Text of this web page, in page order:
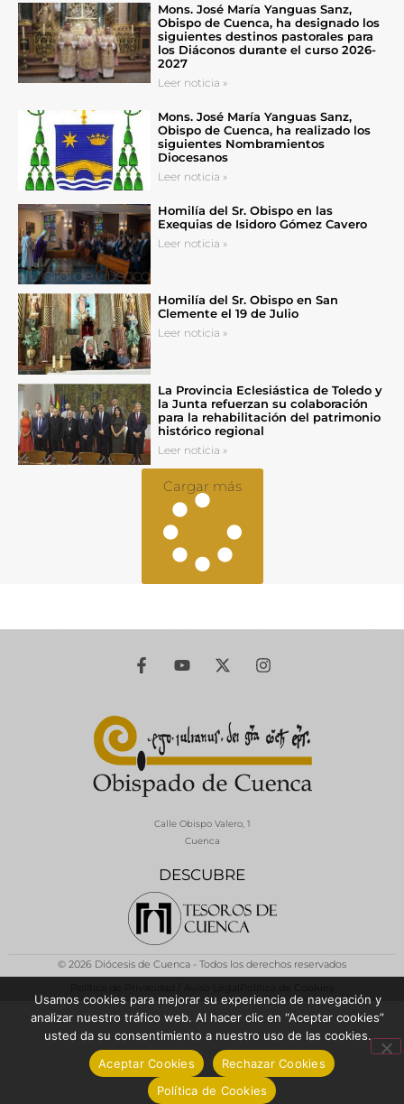
Mons. José María Yanguas Sanz,
Obispo de Cuenca, ha designado los
siguientes destinos pastorales para
los Diáconos durante el curso 2026-
2027
Leer noticia »
Mons. José María Yanguas Sanz,
Obispo de Cuenca, ha realizado los
siguientes Nombramientos
Diocesanos
Leer noticia »
Homilía del Sr. Obispo en las
Exequias de Isidoro Gómez Cavero
Leer noticia »
Homilía del Sr. Obispo en San
Clemente el 19 de Julio
Leer noticia »
La Provincia Eclesiástica de Toledo y
la Junta refuerzan su colaboración
para la rehabilitación del patrimonio
histórico regional
Leer noticia »
Cargar más
DESCUBRE
Calle Obispo Valero, 1
Cuenca
© 2026 Diócesis de Cuenca - Todos los derechos reservados
Usamos cookies para mejorar su experiencia de navegación y
analizar nuestro tráfico web. Al hacer clic en “Aceptar cookies”
usted da su consentimiento a nuestro uso de las cookies.
Aceptar Cookies
Rechazar Cookies
Política de Cookies